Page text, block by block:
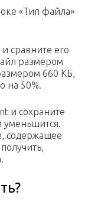
«Тип файла»
сравните его
размером
660 КБ,
на 50%.
и сохраните
уменьшится.
содержащее